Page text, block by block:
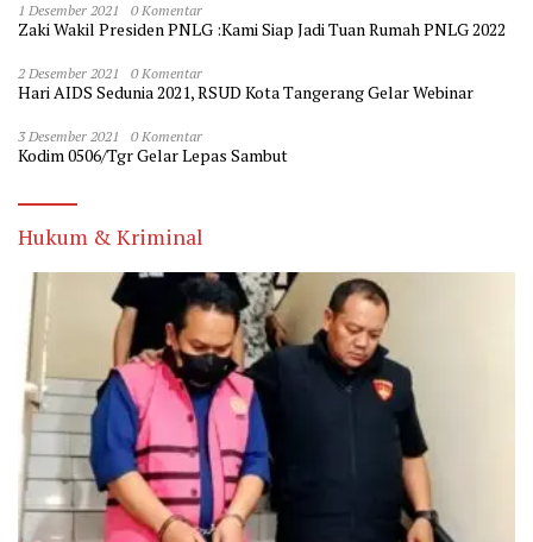
1 Desember 2021 0 Komentar
Zaki Wakil Presiden PNLG :Kami Siap Jadi Tuan Rumah PNLG 2022
2 Desember 2021 0 Komentar
Hari AIDS Sedunia 2021, RSUD Kota Tangerang Gelar Webinar
3 Desember 2021 0 Komentar
Kodim 0506/Tgr Gelar Lepas Sambut
Hukum & Kriminal